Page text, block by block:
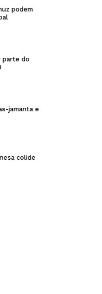
podem
parte do
jamanta e
colide